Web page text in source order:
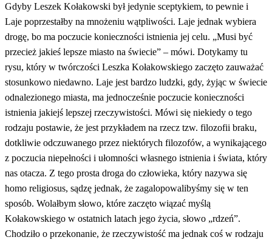
Gdyby Leszek Kołakowski był jedynie sceptykiem, to pewnie i
Laje poprzestałby na mnożeniu wątpliwości. Laje jednak wybiera
drogę, bo ma poczucie konieczności istnienia jej celu. „Musi być
przecież jakieś lepsze miasto na świecie” – mówi. Dotykamy tu
rysu, który w twórczości Leszka Kołakowskiego zaczęto zauważać
stosunkowo niedawno. Laje jest bardzo ludzki, gdy, żyjąc w świecie
odnalezionego miasta, ma jednocześnie poczucie konieczności
istnienia jakiejś lepszej rzeczywistości. Mówi się niekiedy o tego
rodzaju postawie, że jest przykładem na rzecz tzw. filozofii braku,
dotkliwie odczuwanego przez niektórych filozofów, a wynikającego
z poczucia niepełności i ułomności własnego istnienia i świata, który
nas otacza. Z tego prosta droga do człowieka, który nazywa się
homo religiosus, sądzę jednak, że zagalopowalibyśmy się w ten
sposób. Wolałbym słowo, które zaczęto wiązać myślą
Kołakowskiego w ostatnich latach jego życia, słowo „rdzeń”.
Chodziło o przekonanie, że rzeczywistość ma jednak coś w rodzaju